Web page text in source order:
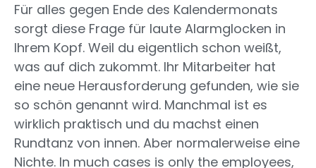
Für alles gegen Ende des Kalendermonats
sorgt diese Frage für laute Alarmglocken in
Ihrem Kopf. Weil du eigentlich schon weißt,
was auf dich zukommt. Ihr Mitarbeiter hat
eine neue Herausforderung gefunden, wie sie
so schön genannt wird. Manchmal ist es
wirklich praktisch und du machst einen
Rundtanz von innen. Aber normalerweise eine
Nichte. In much cases is only the employees,